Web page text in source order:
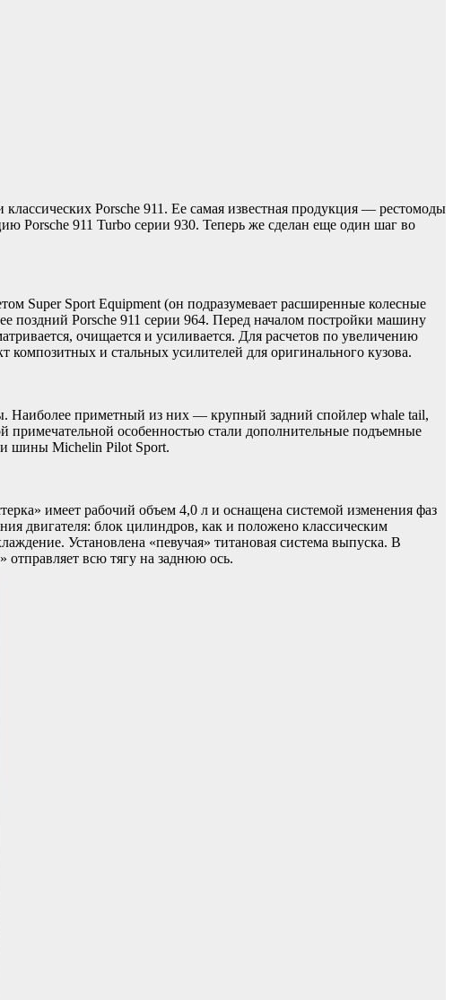
Porsche 911. Ее самая известная продукция — рестомоды
Porsche 911 Turbo серии 930. Теперь же сделан еще один шаг во
Super Sport Equipment (он подразумевает расширенные колесные
поздний Porsche 911 серии 964. Перед началом постройки машину
очищается и усиливается. Для расчетов по увеличению
и стальных усилителей для оригинального кузова.
Наиболее приметный из них — крупный задний спойлер whale tail,
примечательной особенностью стали дополнительные подъемные
шины Michelin Pilot Sport.
имеет рабочий объем 4,0 л и оснащена системой изменения фаз
двигателя: блок цилиндров, как и положено классическим
Установлена «певучая» титановая система выпуска. В
отправляет всю тягу на заднюю ось.